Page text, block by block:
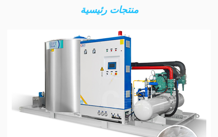
منتجات رئيسية